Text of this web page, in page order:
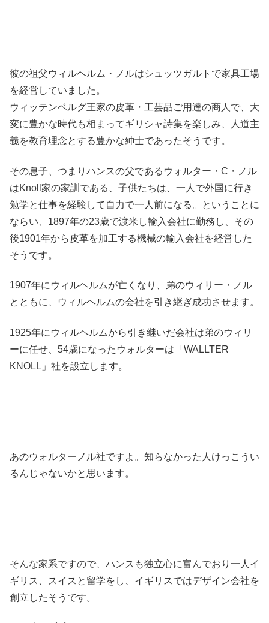
彼の祖父ウィルヘルム・ノルはシュッツガルトで家具工場
を経営していました。
ウィッテンベルグ王家の皮革・工芸品ご用達の商人で、大
変に豊かな時代も相まってギリシャ詩集を楽しみ、人道主
義を教育理念とする豊かな紳士であったそうです。
その息子、つまりハンスの父であるウォルター・C・ノル
はKnoll家の家訓である、子供たちは、一人で外国に行き
勉学と仕事を経験して自力で一人前になる。ということに
ならい、1897年の23歳で渡米し輸入会社に勤務し、その
後1901年から皮革を加工する機械の輸入会社を経営した
そうです。
1907年にウィルヘルムが亡くなり、弟のウィリー・ノル
とともに、ウィルヘルムの会社を引き継ぎ成功させます。
1925年にウィルヘルムから引き継いだ会社は弟のウィリ
ーに任せ、54歳になったウォルターは「WALLTER
KNOLL」社を設立します。
あのウォルターノル社ですよ。知らなかった人けっこうい
るんじゃないかと思います。
そんな家系ですので、ハンスも独立心に富んでおり一人イ
ギリス、スイスと留学をし、イギリスではデザイン会社を
創立したそうです。